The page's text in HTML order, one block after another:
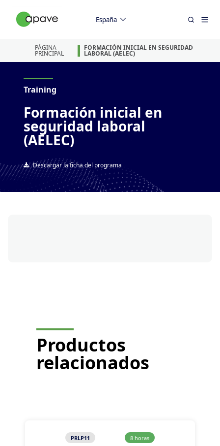
España
PÁGINA
PRINCIPAL
FORMACIÓN INICIAL EN SEGURIDAD
LABORAL (AELEC)
Training
Formación inicial en
seguridad laboral
(AELEC)
Descargar la ficha del programa
Productos
relacionados
PRLP11 8 horas